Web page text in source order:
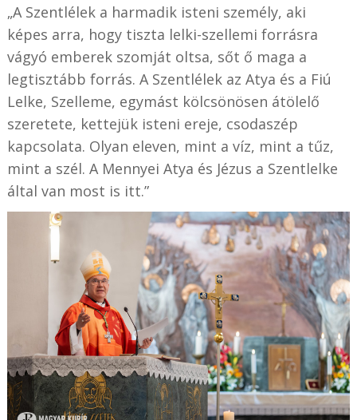
„A Szentlélek a harmadik isteni személy, aki
képes arra, hogy tiszta lelki-szellemi forrásra
vágyó emberek szomját oltsa, sőt ő maga a
legtisztább forrás. A Szentlélek az Atya és a Fiú
Lelke, Szelleme, egymást kölcsönösen átölelő
szeretete, kettejük isteni ereje, csodaszép
kapcsolata. Olyan eleven, mint a víz, mint a tűz,
mint a szél. A Mennyei Atya és Jézus a Szentlelke
által van most is itt.”